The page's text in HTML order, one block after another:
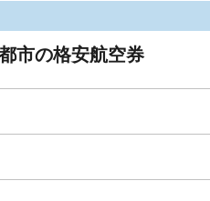
市の格安航空券